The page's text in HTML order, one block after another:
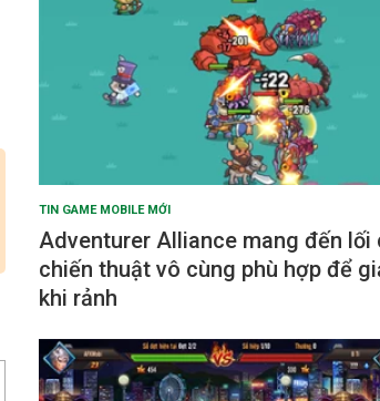
TIN GAME MOBILE MỚI
Adventurer Alliance mang đến lối
chiến thuật vô cùng phù hợp để
khi rảnh